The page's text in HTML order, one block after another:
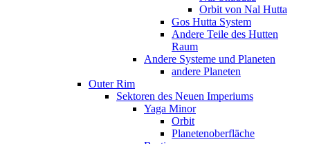
Orbit von Nal Hutta
Gos Hutta System
Andere Teile des Hutten
Raum
Andere Systeme und Planeten
andere Planeten
Outer Rim
Sektoren des Neuen Imperiums
Yaga Minor
Orbit
Planetenoberfläche